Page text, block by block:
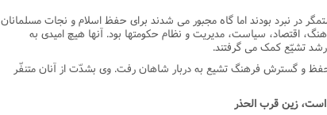
در نبرد بودند اما گاه مجبور مى شدند براى حفظ اسلام و نجات مسلمانان
اقتصاد، سیاست، مدیریت و نظام حکومتها بود. آنها هیچ امیدى به
رشد تشیّع کمک مى گرفتند.
حفظ و گسترش فرهنگ تشیع به دربار شاهان رفت. وى بشدّت از آنان متنفّر
زین قرب الحذر